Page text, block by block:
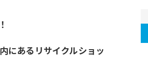
にあるリサイクルショッ